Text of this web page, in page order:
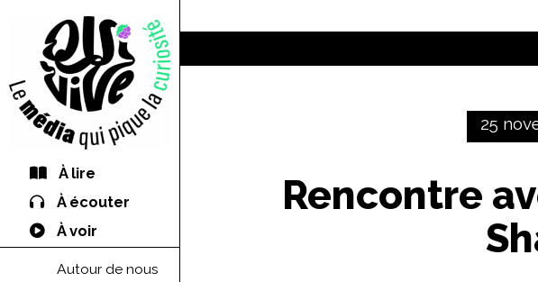
À lire
À écouter
À voir
Autour de nous
25
Rencontre